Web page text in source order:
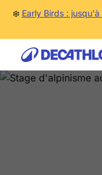
❄️ Early Birds :